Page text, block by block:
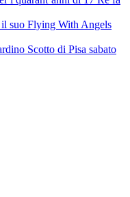
il suo Flying With Angels
Scotto di Pisa sabato